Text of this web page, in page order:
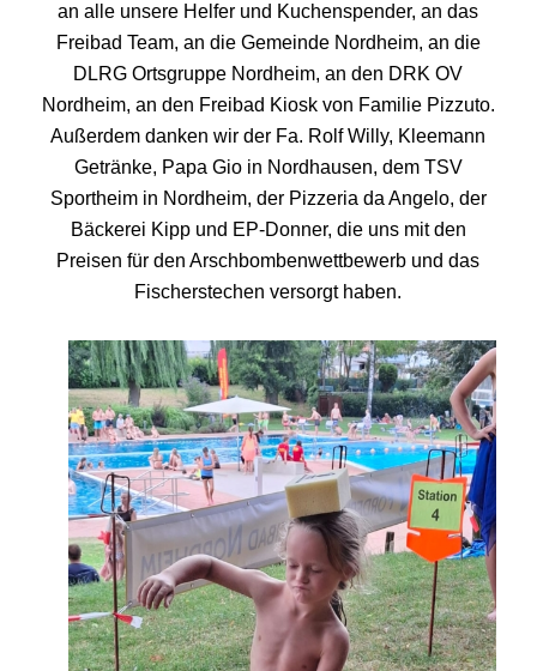
an alle unsere Helfer und Kuchenspender, an das
Freibad Team, an die Gemeinde Nordheim, an die
DLRG Ortsgruppe Nordheim, an den DRK OV
Nordheim, an den Freibad Kiosk von Familie Pizzuto.
Außerdem danken wir der Fa. Rolf Willy, Kleemann
Getränke, Papa Gio in Nordhausen, dem TSV
Sportheim in Nordheim, der Pizzeria da Angelo, der
Bäckerei Kipp und EP-Donner, die uns mit den
Preisen für den Arschbombenwettbewerb und das
Fischerstechen versorgt haben.